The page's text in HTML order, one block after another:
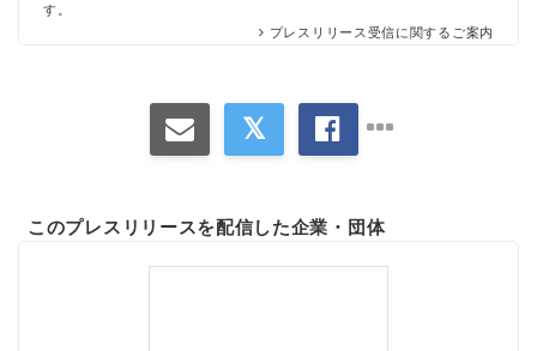
す。
プレスリリース受信に関するご案内
このプレスリリースを配信した企業・団体